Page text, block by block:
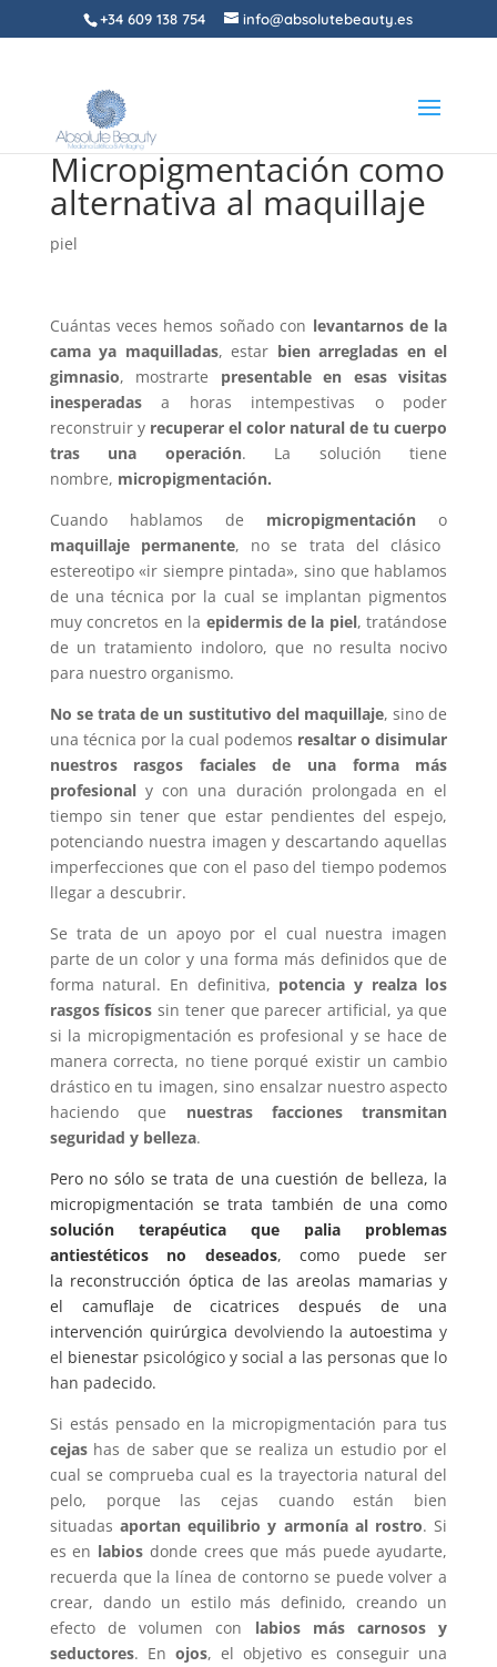
+34 609 138 754 info@absolutebeauty.es
Micropigmentación como
alternativa al maquillaje
piel
Cuántas veces hemos soñado con levantarnos de la
cama ya maquilladas, estar bien arregladas en el
gimnasio, mostrarte presentable en esas visitas
inesperadasa horas intempestivas o poder
reconstruir y recuperar el color natural de tu cuerpo
tras una operación. La solución tiene
nombre, micropigmentación.
Cuando hablamos de micropigmentacióno
maquillaje permanente, no se trata del clásico
estereotipo «ir siempre pintada», sino que hablamos
de una técnica por la cual se implantan pigmentos
muy concretos en la epidermis de la piel, tratándose
de un tratamiento indoloro, que no resulta nocivo
para nuestro organismo.
No se trata de un sustitutivo del maquillaje, sino de
una técnica por la cual podemos resaltar o disimular
nuestros rasgos faciales de una forma más
profesionaly con una duración prolongada en el
tiempo sin tener que estar pendientes del espejo,
potenciando nuestra imagen y descartando aquellas
imperfecciones que con el paso del tiempo podemos
llegar a descubrir.
Se trata de un apoyo por el cual nuestra imagen
parte de un color y una forma más definidos que de
forma natural. En definitiva, potencia y realza los
rasgos físicos sin tener que parecer artificial, ya que
si la micropigmentación es profesional y se hace de
manera correcta, no tiene porqué existir un cambio
drástico en tu imagen, sino ensalzar nuestro aspecto
haciendo que nuestras facciones transmitan
seguridad y belleza.
Pero no sólo se trata de una cuestión de belleza, la
micropigmentación se trata también de una como
solución terapéutica que palia problemas
antiestéticos no deseados, como puede ser
la reconstrucción óptica de las areolas mamarias y
el camuflaje de cicatrices después de una
intervención quirúrgica devolviendo laautoestima y
el bienestarpsicológico y social a las personas que lo
han padecido.
Si estás pensado en la micropigmentación para tus
cejashas de saber que se realiza un estudio por el
cual se comprueba cual es la trayectoria natural del
pelo, porque las cejas cuando están bien
situadas aportan equilibrio y armonía al rostro. Si
es en labios donde crees que más puede ayudarte,
recuerda que la línea de contorno se puede volver a
crear, dando un estilo más definido, creando un
efecto de volumen con labios más carnosos y
seductores. En ojos, el objetivo es conseguir una